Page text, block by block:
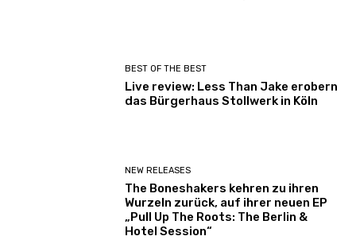
BEST OF THE BEST
Live review: Less Than Jake erobern
das Bürgerhaus Stollwerk in Köln
NEW RELEASES
The Boneshakers kehren zu ihren
Wurzeln zurück, auf ihrer neuen EP
„Pull Up The Roots: The Berlin &
Hotel Session“